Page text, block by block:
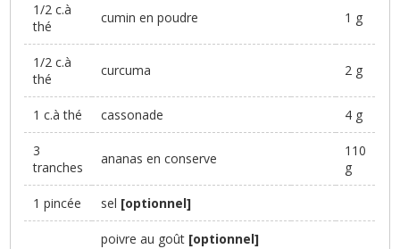
1/2 c.à
thé
cumin en poudre 1 g
1/2 c.à
thé
curcuma 2 g
1 c.à thé cassonade 4 g
3
tranches
ananas en conserve
110
g
1 pincée sel [optionnel]
poivre au goût [optionnel]